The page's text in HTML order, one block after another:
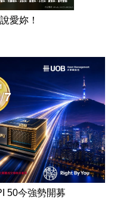
愛妳！
50今強勢開募